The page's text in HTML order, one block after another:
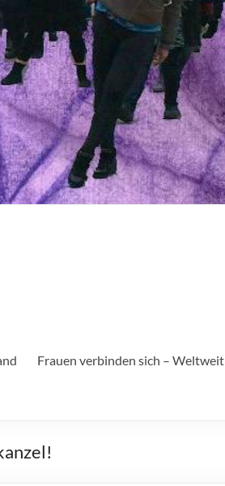
Frauen verbinden sich – Weltweit